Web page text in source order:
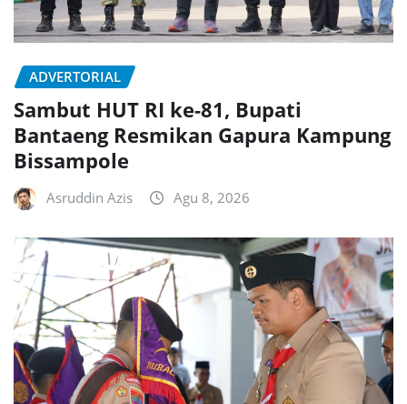
ADVERTORIAL
Sambut HUT RI ke-81, Bupati
Bantaeng Resmikan Gapura Kampung
Bissampole
Asruddin Azis Agu 8, 2026